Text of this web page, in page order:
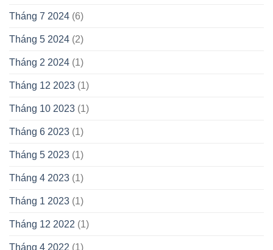
Tháng 7 2024 (6)
Tháng 5 2024 (2)
Tháng 2 2024 (1)
Tháng 12 2023 (1)
Tháng 10 2023 (1)
Tháng 6 2023 (1)
Tháng 5 2023 (1)
Tháng 4 2023 (1)
Tháng 1 2023 (1)
Tháng 12 2022 (1)
Tháng 4 2022 (1)